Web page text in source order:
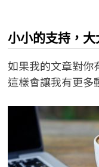
小小的支持，大
如果我的文章對你
這樣會讓我有更多